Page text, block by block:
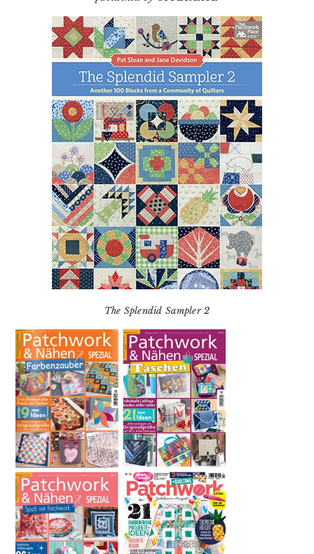
The Splendid Sampler 2